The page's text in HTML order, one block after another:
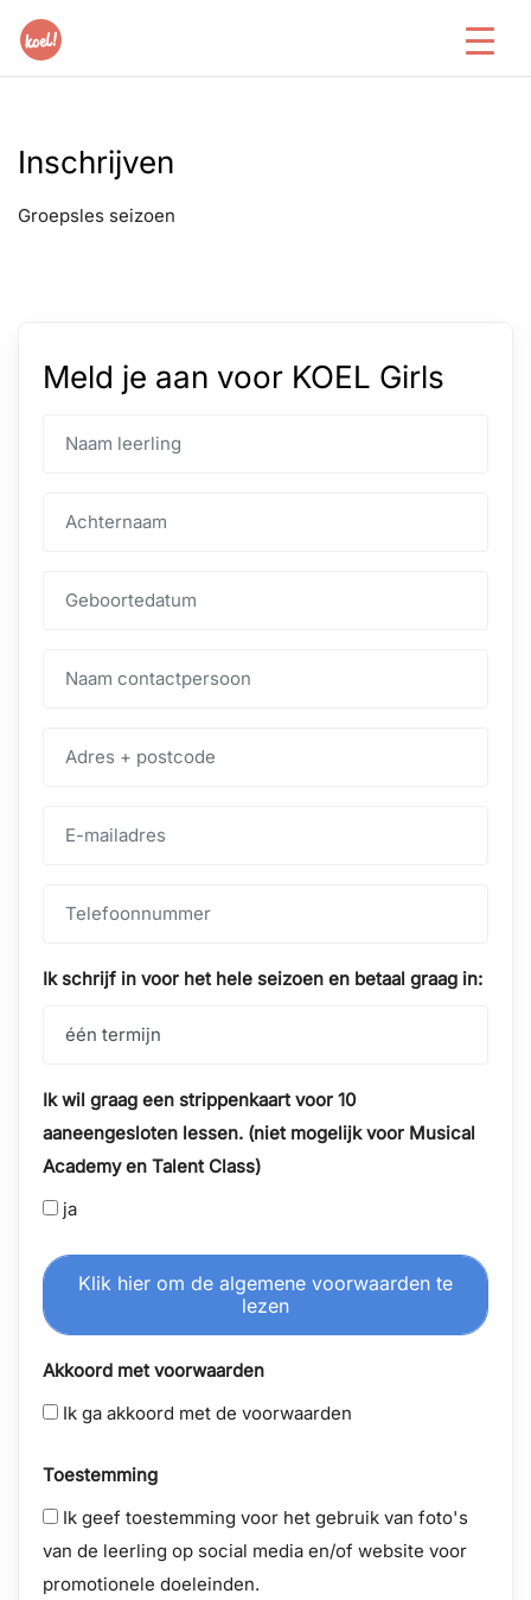
Inschrijven
Groepsles seizoen
Meld je aan voor KOEL Girls
Ik schrijf in voor het hele seizoen en betaal graag in:
Ik wil graag een strippenkaart voor 10
aaneengesloten lessen. (niet mogelijk voor Musical
Academy en Talent Class)
ja
Klik hier om de algemene voorwaarden te
lezen
Akkoord met voorwaarden
Ik ga akkoord met de voorwaarden
Toestemming
Ik geef toestemming voor het gebruik van foto's
van de leerling op social media en/of website voor
promotionele doeleinden.